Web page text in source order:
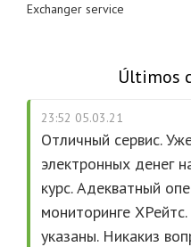
Exchanger service
Últimos
23:52 05.03.21
Отличный сервис.
электронных денег
курс. Адекватный
мониторинге
указаны. Никакиз